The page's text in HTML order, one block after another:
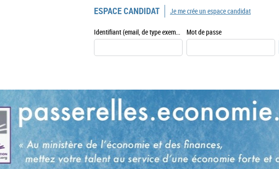
ESPACE CANDIDAT
Identifiant (email, de type exemple@exemple.fr) Mot de passe
Je me crée un espace candidat